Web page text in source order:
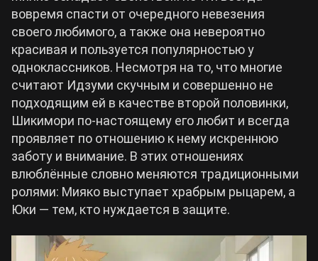
вовремя спасти от очередного невезения
своего любимого, а также она невероятно
красивая и пользуется популярностью у
одноклассников. Несмотря на то, что многие
считают Идзуми скучным и совершенно не
подходящим ей в качестве второй половинки,
Шикимори по-настоящему его любит и всегда
проявляет по отношению к нему искреннюю
заботу и внимание. В этих отношениях
влюблённые словно меняются традиционными
ролями: Мияко выступает храбрым рыцарем, а
Юки — тем, кто нуждается в защите.